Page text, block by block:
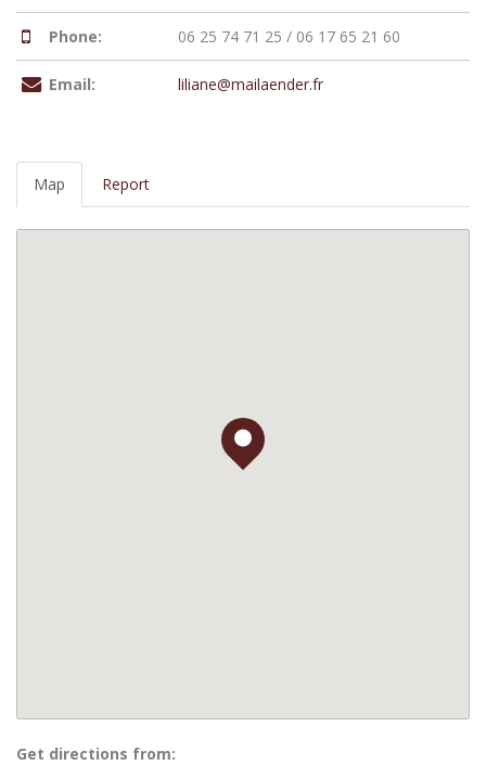
Phone: 06 25 74 71 25 / 06 17 65 21 60
Email: liliane@mailaender.fr
Map Report
Get directions from: